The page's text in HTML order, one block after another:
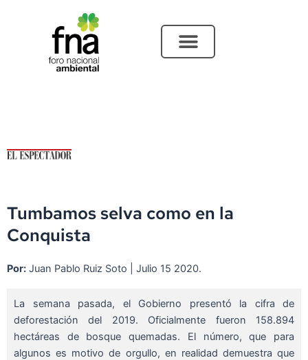
Tumbamos selva como en la
Conquista
Por: Juan Pablo Ruiz Soto | Julio 15 2020.
La semana pasada, el Gobierno presentó la cifra de
deforestación del 2019. Oficialmente fueron 158.894
hectáreas de bosque quemadas. El número, que para
algunos es motivo de orgullo, en realidad demuestra que